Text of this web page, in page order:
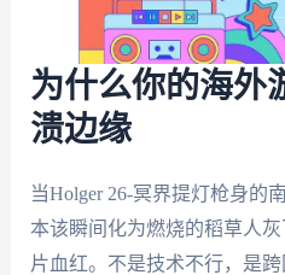
为什么你的海外
溃边缘
当Holger 26-冥界提灯枪身的
本该瞬间化为燃烧的稻草人
片血红。不是技术不行，是